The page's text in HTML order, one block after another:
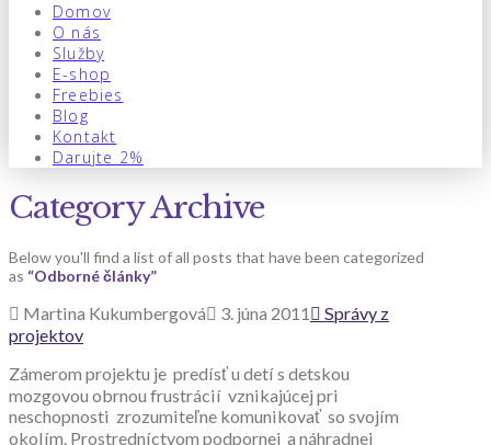
Domov
O nás
Služby
E-shop
Freebies
Blog
Kontakt
Darujte 2%
Category Archive
Below you'll find a list of all posts that have been categorized
as “Odborné články”
Martina Kukumbergová 3. júna 2011
Správy z
projektov
Zámerom projektu je predísť u detí s detskou
mozgovou obrnou frustrácií vznikajúcej pri
neschopnosti zrozumiteľne komunikovať so svojím
okolím. Prostredníctvom podpornej a náhradnej